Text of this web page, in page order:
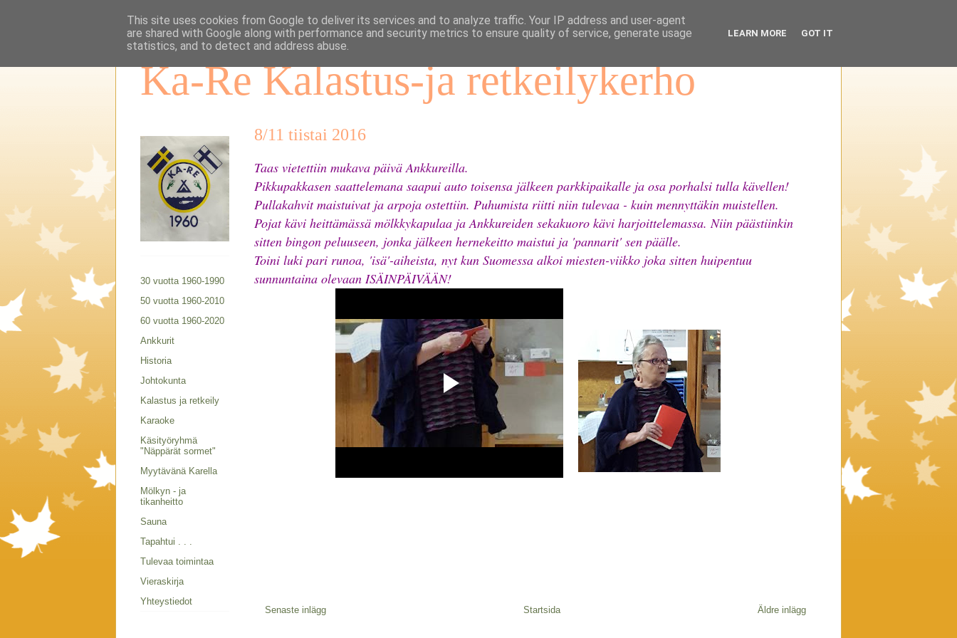
Ka-Re Kalastus-ja retkeilykerho
8/11 tiistai 2016
Taas vietettiin mukava päivä Ankkureilla.
Pikkupakkasen saattelemana saapui auto toisensa jälkeen parkkipaikalle ja osa porhalsi tulla kävellen!
Pullakahvit maistuivat ja arpoja ostettiin. Puhumista riitti niin tulevaa - kuin mennyttäkin muistellen.
Pojat kävi heittämässä mölkkykapulaa ja Ankkureiden sekakuoro kävi harjoittelemassa. Niin päästiinkin
sitten bingon peluuseen, jonka jälkeen hernekeitto maistui ja 'pannarit' sen päälle.
Toini luki pari runoa, 'isä'-aiheista, nyt kun Suomessa alkoi miesten-viikko joka sitten huipentuu
sunnuntaina olevaan ISÄINPÄIVÄÄN!
Senaste inlägg Äldre inlägg
Startsida
30 vuotta 1960-1990
50 vuotta 1960-2010
60 vuotta 1960-2020
Ankkurit
Historia
Johtokunta
Kalastus ja retkeily
Karaoke
Käsityöryhmä
"Näppärät sormet"
Myytävänä Karella
Mölkyn - ja
tikanheitto
Sauna
Tapahtui . . .
Tulevaa toimintaa
Vieraskirja
Yhteystiedot
This site uses cookies from Google to deliver its services and to analyze traffic. Your IP address and user-agent
are shared with Google along with performance and security metrics to ensure quality of service, generate usage
statistics, and to detect and address abuse.
LEARN MORE GOT IT